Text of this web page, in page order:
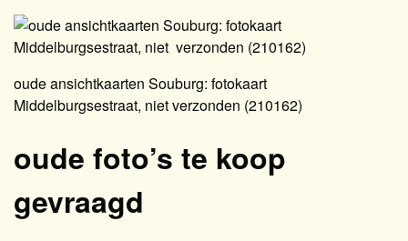
oude ansichtkaarten Souburg: fotokaart
Middelburgsestraat, niet verzonden (210162)
oude foto’s te koop
gevraagd